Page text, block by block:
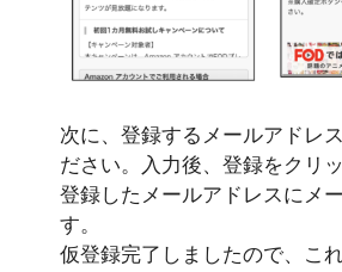
次に、登録するメールアドレ
ださい。入力後、登録をクリッ
登録したメールアドレスにメ
す。
仮登録完了しましたので、こ